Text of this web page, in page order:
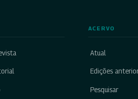
ACERVO
Atual
Edições
Pesquisar